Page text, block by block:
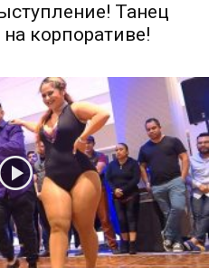
Танец
корпоративе!